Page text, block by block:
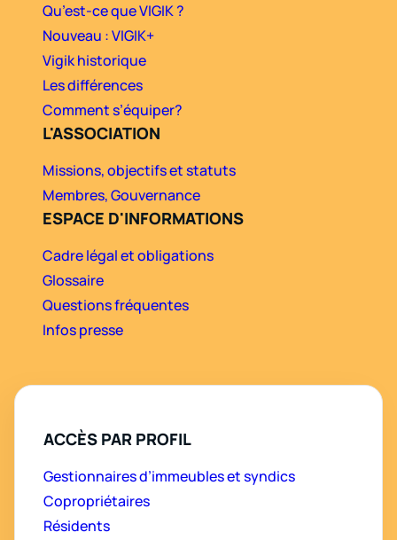
Qu’est-ce que VIGIK ?
Nouveau : VIGIK+
Vigik historique
Les différences
Comment s’équiper?
L'ASSOCIATION
Missions, objectifs et statuts
Membres, Gouvernance
ESPACE D'INFORMATIONS
Cadre légal et obligations
Glossaire
Questions fréquentes
Infos presse
ACCÈS PAR PROFIL
Gestionnaires d’immeubles et syndics
Copropriétaires
Résidents